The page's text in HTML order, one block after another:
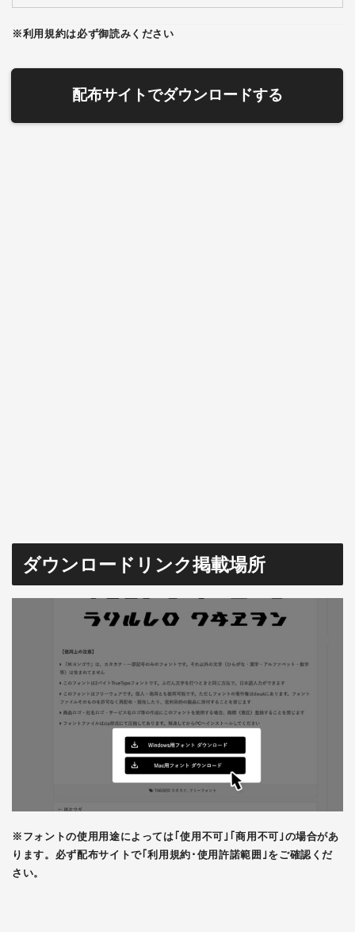
※利用規約は必ず御読みください
配布サイトでダウンロードする
ダウンロードリンク掲載場所
※フォントの使用用途によっては｢使用不可｣｢商用不可｣の場合があ
ります。必ず配布サイトで｢利用規約･使用許諾範囲｣をご確認くだ
さい。